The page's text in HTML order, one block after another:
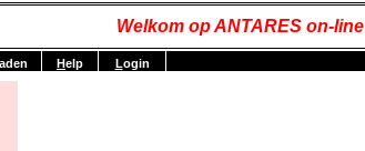
Welkom op ANTARES on-line
Help Login